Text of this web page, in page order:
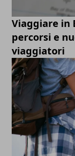
Viaggiare in
percorsi e
viaggiatori